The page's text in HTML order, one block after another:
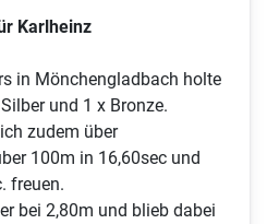
Karlheinz
in Mönchengladbach holte
und 1 x Bronze.
zudem über
100m in 16,60sec und
freuen.
bei 2,80m und blieb dabei